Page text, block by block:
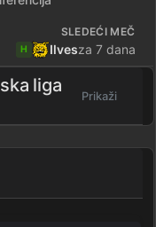
SLEDEĆI MEČ
H Ilvesza 7 dana
liga
Prikaži